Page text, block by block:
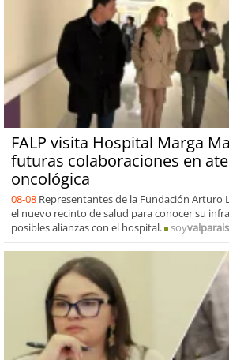
FALP visita Hospital Marga
futuras colaboraciones en
oncológica
08-08 Representantes de la Fundación Arturo
el nuevo recinto de salud para conocer su
posibles alianzas con el hospital.
soy